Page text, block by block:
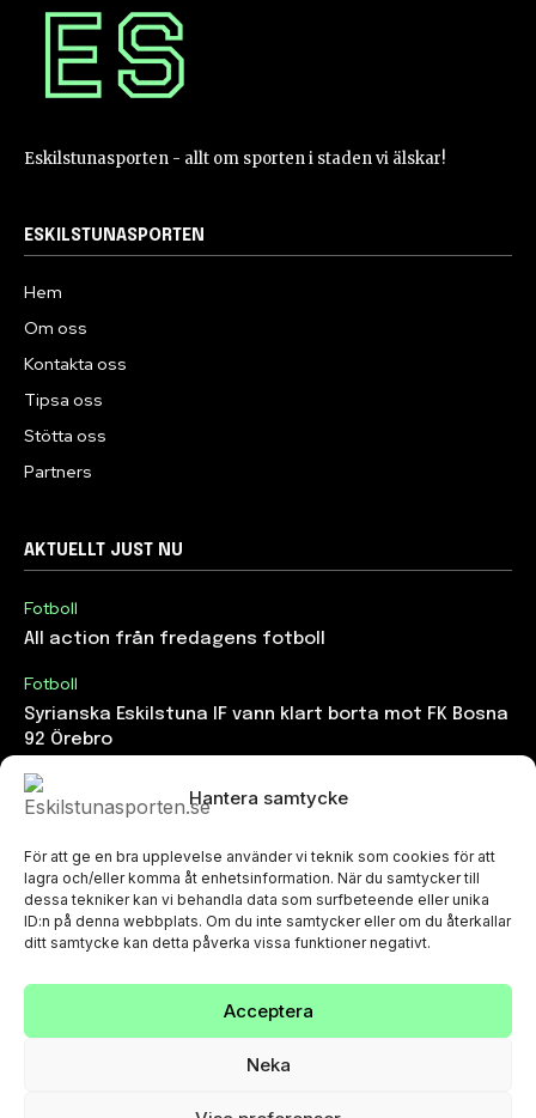
Hantera samtycke
För att ge en bra upplevelse använder vi teknik som cookies för att
lagra och/eller komma åt enhetsinformation. När du samtycker till
dessa tekniker kan vi behandla data som surfbeteende eller unika
ID:n på denna webbplats. Om du inte samtycker eller om du återkallar
ditt samtycke kan detta påverka vissa funktioner negativt.
Acceptera
Neka
Eskilstunasporten - allt om sporten i staden vi älskar!
ESKILSTUNASPORTEN
Hem
Om oss
Kontakta oss
Tipsa oss
Stötta oss
Partners
AKTUELLT JUST NU
Fotboll
All action från fredagens fotboll
Fotboll
Syrianska Eskilstuna IF vann klart borta mot FK Bosna
92 Örebro
Fotboll
IFK Eskilstuna delade poängen mot Yxhults IK
KATEGORIER
Övrigt
CalendarEvents
0